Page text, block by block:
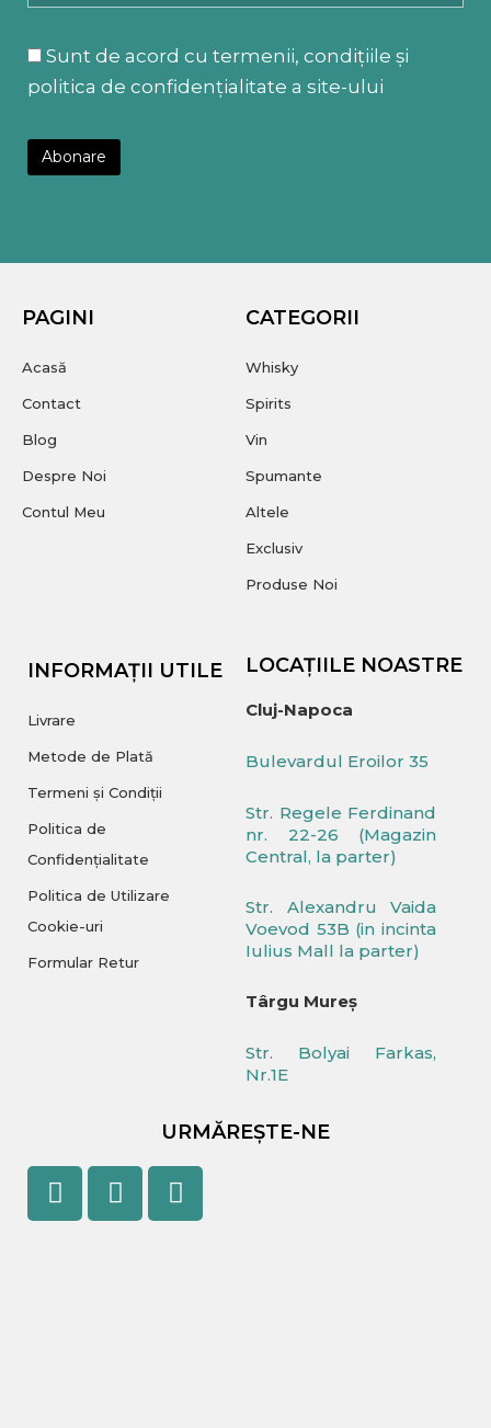
Sunt de acord cu termenii, condițiile și
politica de confidențialitate a site-ului
PAGINI
Acasă
Contact
Blog
Despre Noi
Contul Meu
CATEGORII
Whisky
Spirits
Vin
Spumante
Altele
Exclusiv
Produse Noi
INFORMAȚII UTILE
Livrare
Metode de Plată
Termeni și Condiții
Politica de
Confidențialitate
Politica de Utilizare
Cookie-uri
Formular Retur
LOCAȚIILE NOASTRE
Cluj-Napoca
Bulevardul Eroilor 35
Str. Regele Ferdinand
nr. 22-26 (Magazin
Central, la parter)
Str. Alexandru Vaida
Voevod 53B (in incinta
Iulius Mall la parter)
Târgu Mureș
Str. Bolyai Farkas,
Nr.1E
URMĂREȘTE-NE
Facebook
YoutubeInstagram